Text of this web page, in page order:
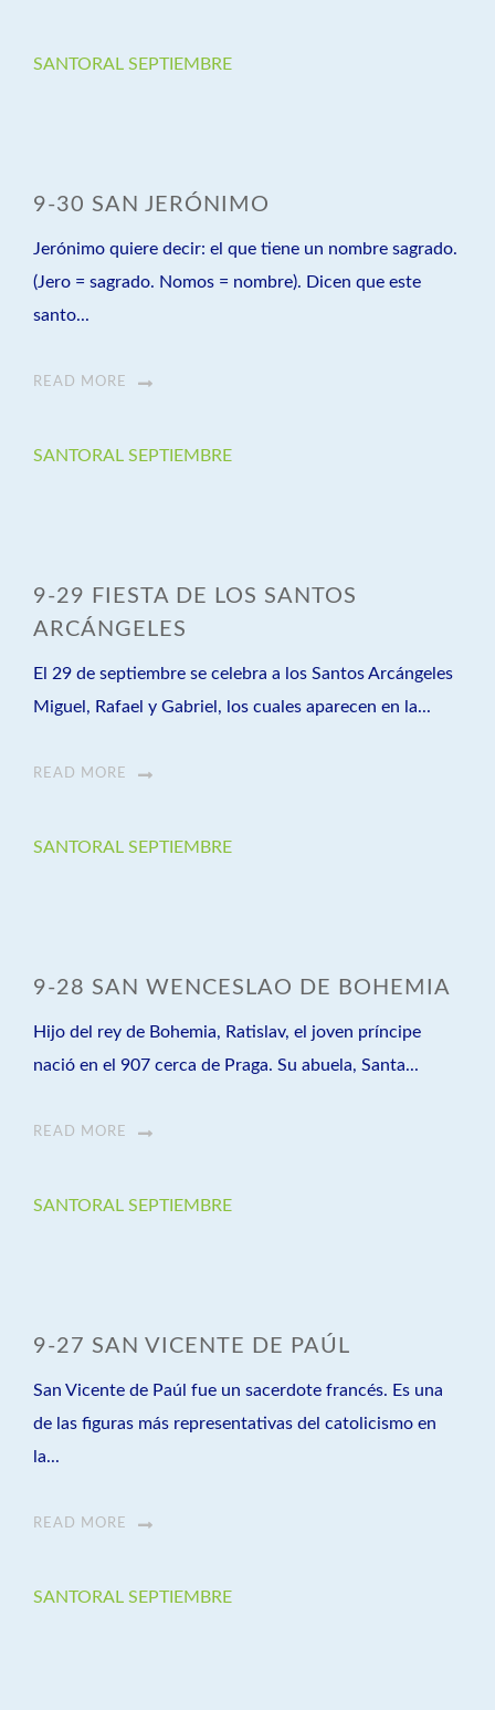
SANTORAL SEPTIEMBRE
9-30 SAN JERÓNIMO
Jerónimo quiere decir: el que tiene un nombre sagrado.
(Jero = sagrado. Nomos = nombre). Dicen que este
santo...
READ MORE
SANTORAL SEPTIEMBRE
9-29 FIESTA DE LOS SANTOS
ARCÁNGELES
El 29 de septiembre se celebra a los Santos Arcángeles
Miguel, Rafael y Gabriel, los cuales aparecen en la...
READ MORE
SANTORAL SEPTIEMBRE
9-28 SAN WENCESLAO DE BOHEMIA
Hijo del rey de Bohemia, Ratislav, el joven príncipe
nació en el 907 cerca de Praga. Su abuela, Santa...
READ MORE
SANTORAL SEPTIEMBRE
9-27 SAN VICENTE DE PAÚL
San Vicente de Paúl fue un sacerdote francés. Es una
de las figuras más representativas del catolicismo en
la...
READ MORE
SANTORAL SEPTIEMBRE